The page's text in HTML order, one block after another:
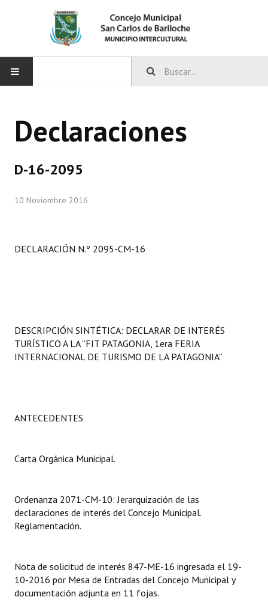
CONCEJO
Concejales Mandato Cumplido
Constitución Nacional
Constitución Provincial
Organigrama
Informes de Gestión
Dictámenes Asesoría Letrada
Actas de Sesión
Declaraciones
D-16-2095
10 Noviembre 2016
DECLARACIÓN N.º 2095-CM-16
DESCRIPCIÓN SINTÉTICA: DECLARAR DE INTERÉS
TURÍSTICO A LA “FIT PATAGONIA, 1era FERIA
INTERNACIONAL DE TURISMO DE LA PATAGONIA”
ANTECEDENTES
Carta Orgánica Municipal.
Ordenanza 2071-CM-10: Jerarquización de las
declaraciones de interés del Concejo Municipal.
Reglamentación.
Nota de solicitud de interés 847-ME-16 ingresada el 19-
10-2016 por Mesa de Entradas del Concejo Municipal y
documentación adjunta en 11 fojas.